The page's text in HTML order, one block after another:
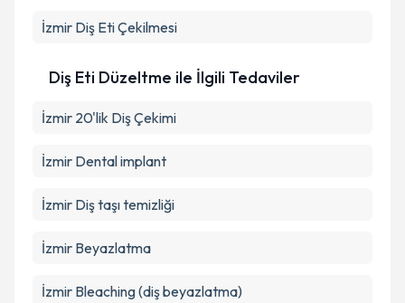
İzmir Diş Eti Çekilmesi
Diş Eti Düzeltme ile İlgili Tedaviler
İzmir 20'lik Diş Çekimi
İzmir Dental implant
İzmir Diş taşı temizliği
İzmir Beyazlatma
İzmir Bleaching (diş beyazlatma)